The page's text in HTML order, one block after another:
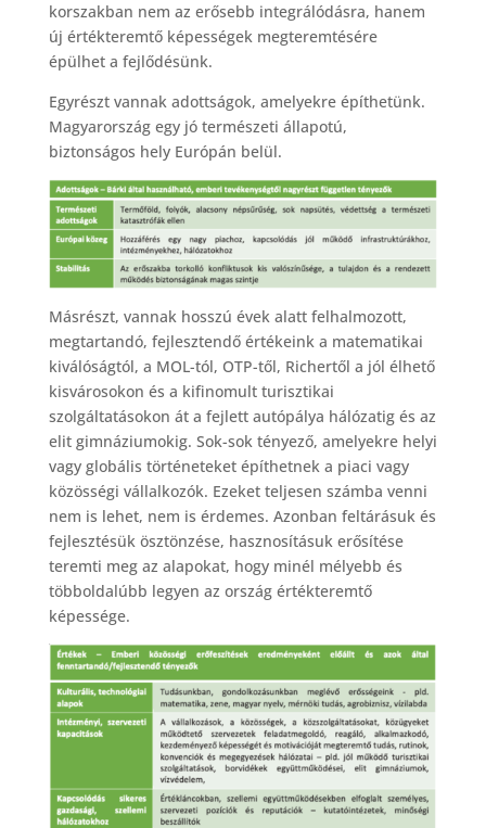
korszakban nem az erősebb integrálódásra, hanem
új értékteremtő képességek megteremtésére
épülhet a fejlődésünk.
Egyrészt vannak adottságok, amelyekre építhetünk.
Magyarország egy jó természeti állapotú,
biztonságos hely Európán belül.
Másrészt, vannak hosszú évek alatt felhalmozott,
megtartandó, fejlesztendő értékeink a matematikai
kiválóságtól, a MOL-tól, OTP-től, Richertől a jól élhető
kisvárosokon és a kifinomult turisztikai
szolgáltatásokon át a fejlett autópálya hálózatig és az
elit gimnáziumokig. Sok-sok tényező, amelyekre helyi
vagy globális történeteket építhetnek a piaci vagy
közösségi vállalkozók. Ezeket teljesen számba venni
nem is lehet, nem is érdemes. Azonban feltárásuk és
fejlesztésük ösztönzése, hasznosításuk erősítése
teremti meg az alapokat, hogy minél mélyebb és
többoldalúbb legyen az ország értékteremtő
képessége.